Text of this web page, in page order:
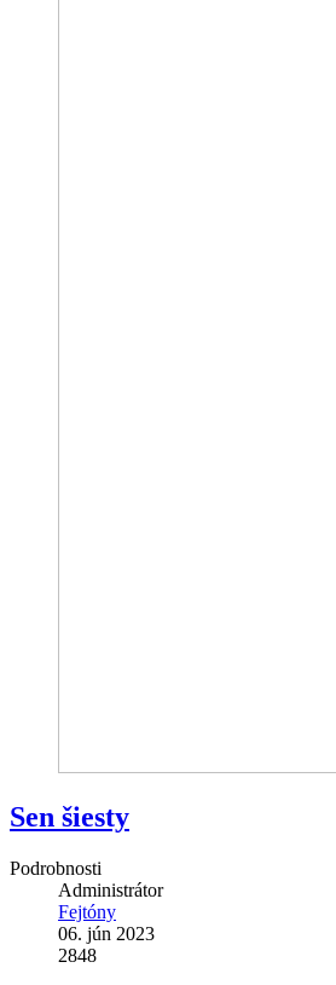
Sen šiesty
Podrobnosti
Administrátor
Fejtóny
06. jún 2023
2848